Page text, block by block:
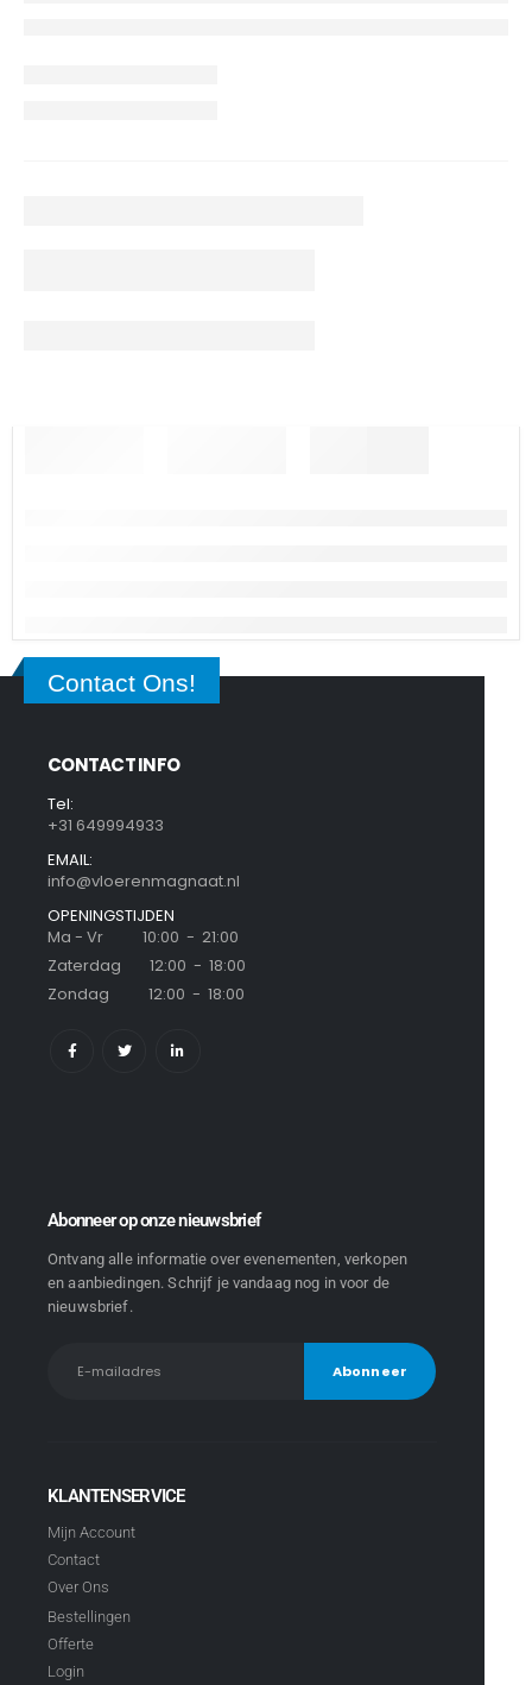
Contact Ons!
CONTACT INFO
Tel:
+31 649994933
EMAIL:
info@vloerenmagnaat.nl
OPENINGSTIJDEN
Ma - Vr 10:00 - 21:00
Zaterdag 12:00 - 18:00
Zondag 12:00 - 18:00
Abonneer op onze nieuwsbrief
Ontvang alle informatie over evenementen, verkopen
en aanbiedingen. Schrijf je vandaag nog in voor de
nieuwsbrief.
KLANTENSERVICE
Mijn Account
Contact
Over Ons
Bestellingen
Offerte
Login